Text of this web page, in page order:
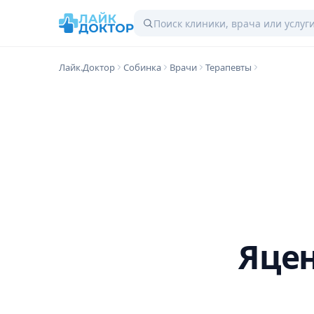
Лайк.Доктор Собинка Врачи Терапевты